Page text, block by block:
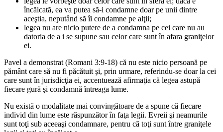
încălcată, ea va putea să-i condamne doar pe unii dintre
aceştia, neputând să îi condamne pe alţii;
legea nu are nicio putere de a condamna pe cei care nu au
datoria de a i se supune sau celor care sunt în afara graniţelor
ei.
Pavel a demonstrat (Romani 3:9-18) că nu este nicio persoană pe
pământ care să nu fi păcătuit şi, prin urmare, referindu-se doar la cei
care sunt în jurisdicţia ei, accentuează afirmaţia că legea astupă
fiecare gură şi condamnă întreaga lume.
Nu există o modalitate mai convingătoare de a spune că fiecare
individ din lume este răspunzător în faţa legii. Evreii şi neamurile
sunt toţi sub aceeaşi condamnare, pentru că toţi sunt între graniţele